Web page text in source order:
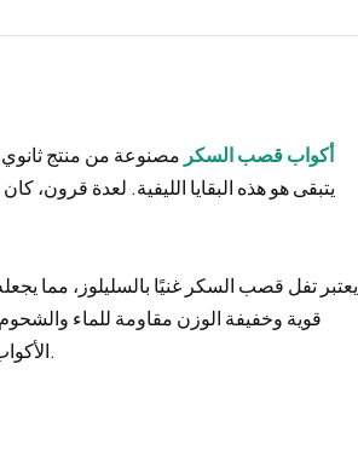
أكواب قصب السكر مصنوعة من منتج
يتبقى هو هذه البقايا الليفية. لعدة قرون،
يعتبر تفل قصب السكر غنيًا بالسليلوز، مما
قوية وخفيفة الوزن مقاومة للماء
الأكواب البلاستيكية والورقية التقليدية في الأداء الوظيفي، ولكن دون الجوانب السلبية البيئية.